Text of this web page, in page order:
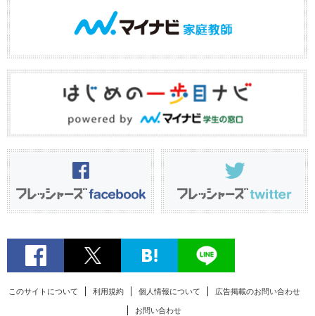
このサイトについて 利用規約 個人情報について 広告掲載のお問い合わせ
お問い合わせ